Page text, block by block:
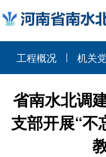
工程概况 机关
省南水北调
支部开展“不